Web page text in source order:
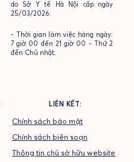
do Sở Y tế Hà Nội cấp ngày
25/03/2026.
- Thời gian làm việc hàng ngày:
7 giờ 00 đến 21 giờ 00 - Thứ 2
đến Chủ nhật.
LIÊN KẾT:
Chính sách bảo mật
Chính sách biên soạn
Thông tin chủ sở hữu website